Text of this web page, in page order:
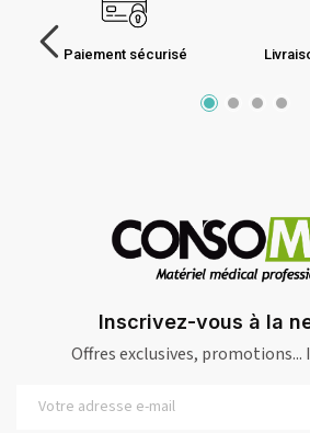
Paiement sécurisé
Inscrivez-vous à la
Offres exclusives, promotions...